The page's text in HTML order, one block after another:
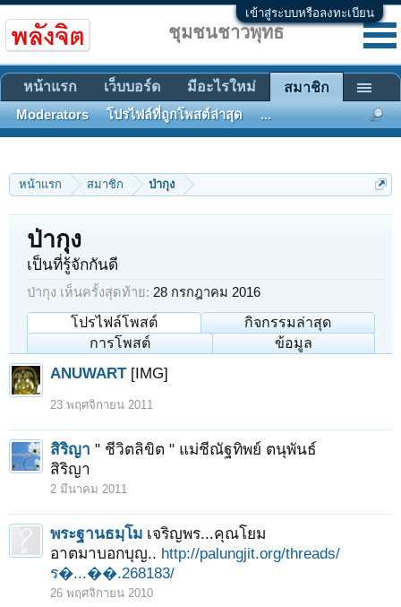
เข้าสู่ระบบหรือลงทะเบียน
หน้าแรก สมาชิก ป่ากุง
ป่ากุง
เป็นที่รู้จักกันดี
ป่ากุง เห็นครั้งสุดท้าย: 28 กรกฎาคม 2016
โปรไฟล์โพสต์
กิจกรรมล่าสุด
การโพสต์
ข้อมูล
ANUWART [IMG]
23 พฤศจิกายน 2011
สิริญา " ชีวิตลิขิต " แม่ชีณัฐทิพย์ ตนุพันธ์
สิริญา
2 มีนาคม 2011
พระฐานธมฺโม เจริญพร...คุณโยม
อาตมาบอกบุญ.. http://palungjit.org/threads/
ร�...��.268183/
26 พฤศจิกายน 2010
ชุมชนชาวพุทธ
หน้าแรก เว็บบอร์ด มีอะไรใหม่ สมาชิก
Moderators โปรไฟล์ที่ถูกโพสต์ล่าสุด ...